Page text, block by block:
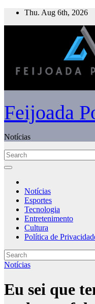
Skip
Thu. Aug 6th, 2026
Feijoada
Notícias
Notícias
Esportes
Tecnologia
Entretenimento
Cultura
Política de
Notícias
Eu sei que